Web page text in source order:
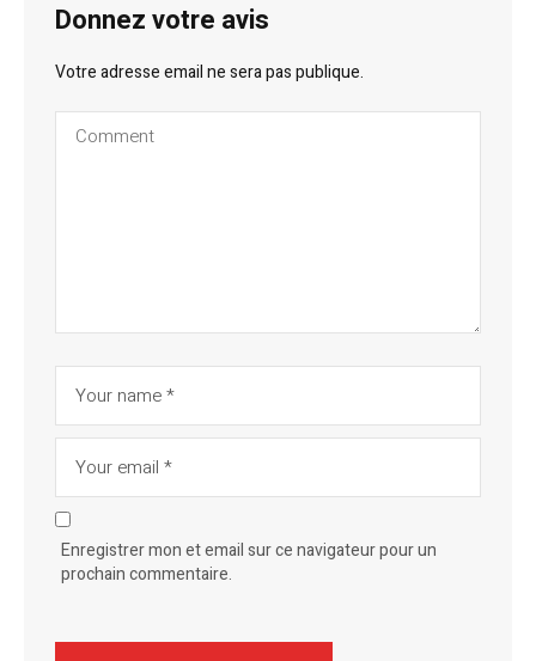
Donnez votre avis
Votre adresse email ne sera pas publique.
Enregistrer mon et email sur ce navigateur pour un
prochain commentaire.